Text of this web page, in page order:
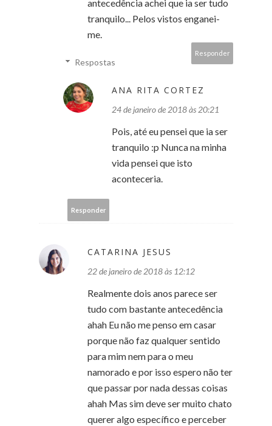
antecedência achei que ia ser tudo
tranquilo... Pelos vistos enganei-
me.
Responder
Respostas
ANA RITA CORTEZ
24 de janeiro de 2018 às 20:21
Pois, até eu pensei que ia ser
tranquilo :p Nunca na minha
vida pensei que isto
aconteceria.
Responder
CATARINA JESUS
22 de janeiro de 2018 às 12:12
Realmente dois anos parece ser
tudo com bastante antecedência
ahah Eu não me penso em casar
porque não faz qualquer sentido
para mim nem para o meu
namorado e por isso espero não ter
que passar por nada dessas coisas
ahah Mas sim deve ser muito chato
querer algo específico e perceber